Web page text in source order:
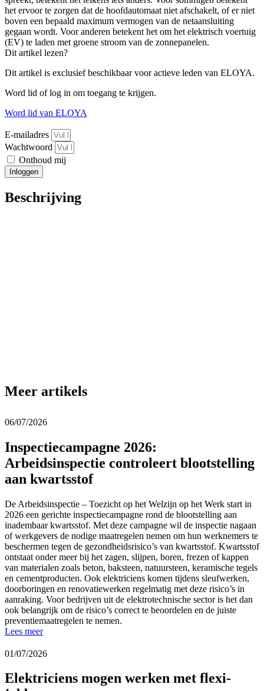
het ervoor te zorgen dat de hoofdautomaat niet afschakelt, of er niet
boven een bepaald maximum vermogen van de netaansluiting
gegaan wordt. Voor anderen betekent het om het elektrisch voertuig
(EV) te laden met groene stroom van de zonnepanelen.
Dit artikel lezen?
Dit artikel is exclusief beschikbaar voor actieve leden van ELOYA.
Word lid of log in om toegang te krijgen.
Word lid van ELOYA
E-mailadres
Wachtwoord
Onthoud mij
Inloggen
Beschrijving
Meer artikels
06/07/2026
Inspectiecampagne 2026:
Arbeidsinspectie controleert blootstelling
aan kwartsstof
De Arbeidsinspectie – Toezicht op het Welzijn op het Werk start in
2026 een gerichte inspectiecampagne rond de blootstelling aan
inadembaar kwartsstof. Met deze campagne wil de inspectie nagaan
of werkgevers de nodige maatregelen nemen om hun werknemers te
beschermen tegen de gezondheidsrisico’s van kwartsstof. Kwartsstof
ontstaat onder meer bij het zagen, slijpen, boren, frezen of kappen
van materialen zoals beton, baksteen, natuursteen, keramische tegels
en cementproducten. Ook elektriciens komen tijdens sleufwerken,
doorboringen en renovatiewerken regelmatig met deze risico’s in
aanraking. Voor bedrijven uit de elektrotechnische sector is het dan
ook belangrijk om de risico’s correct te beoordelen en de juiste
preventiemaatregelen te nemen.
Lees meer
01/07/2026
Elektriciens mogen werken met flexi-